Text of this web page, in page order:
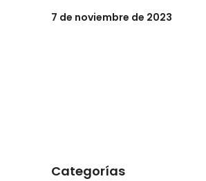
7 de noviembre de 2023
Categorías